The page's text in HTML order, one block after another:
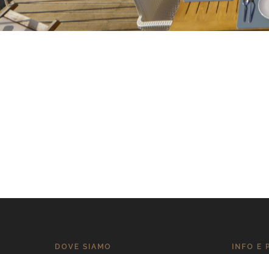
DOVE SIAMO INFO E